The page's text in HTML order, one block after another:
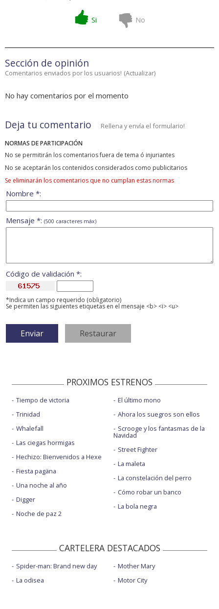
Si No
Sección de opinión
Comentarios enviados por los usuarios! (Actualizar)
No hay comentarios por el momento
Deja tu comentario Rellena y envía el formulario!
NORMAS DE PARTICIPACIÓN
No se permitirán los comentarios fuera de tema ó injuriantes
No se aceptarán los contenidos considerados como publicitarios
Se eliminarán los comentarios que no cumplan estas normas
Nombre *:
Mensaje *: (500 caracteres máx)
Código de validación *:
*Indica un campo requerido (obligatorio)
Se permiten las siguientes etiquetas en el mensaje <b> <i> <u>
PROXIMOS ESTRENOS
Tiempo de victoria
Trinidad
Whalefall
Las ciegas hormigas
Hechizo: Bienvenidos a Hexe
Fiesta pagäna
Una noche al año
Digger
Noche de paz 2
El último mono
Ahora los suegros son ellos
Scrooge y los fantasmas de la
Navidad
Street Fighter
La maleta
La constelación del perro
Cómo robar un banco
La bola negra
CARTELERA DESTACADOS
Spider-man: Brand new day
La odisea
Mother Mary
Motor City